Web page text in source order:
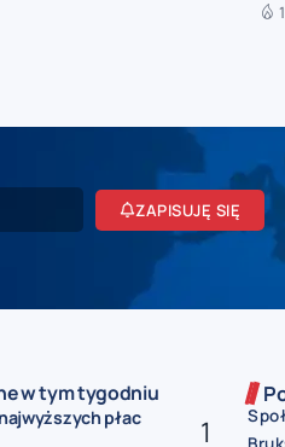
ZAPISUJĘ SIĘ
w tym tygodniu
płac